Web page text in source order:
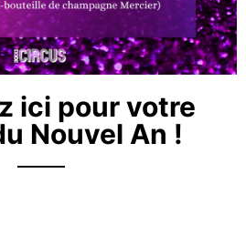
ici pour votre
Nouvel An !